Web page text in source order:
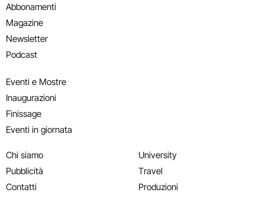
Abbonamenti
Magazine
Newsletter
Podcast
Eventi e Mostre
Inaugurazioni
Finissage
Eventi in giornata
Chi siamo
Pubblicità
Contatti
University
Travel
Produzioni